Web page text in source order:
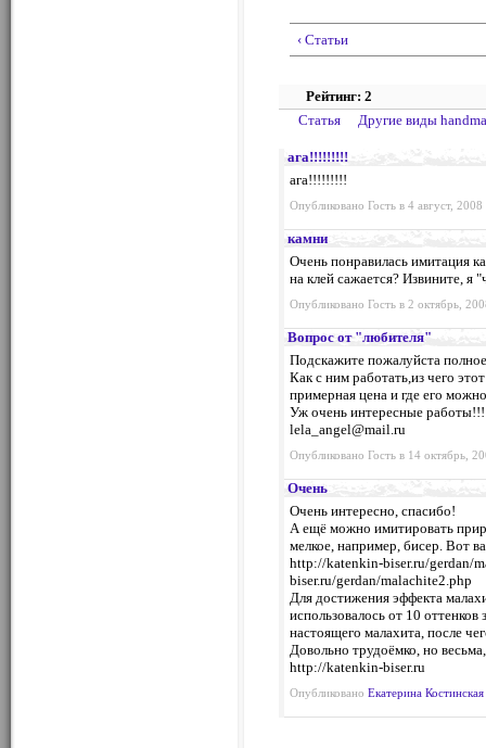
‹ Статьи
Рейтинг: 2
Статья
Другие виды
ага!!!!!!!!!
ага!!!!!!!!!
Опубликовано Гость в 4 август,
камни
Очень понравилась имитация
на клей сажается? Извините, я
Опубликовано Гость в 2 октябрь,
Вопрос от "любителя"
Подскажите пожалуйста
Как с ним работать,из чего
примерная цена и где его
Уж очень интересные
lela_angel@mail.ru
Опубликовано Гость в 14 октябрь,
Очень
Очень интересно, спасибо!
А ещё можно имитировать
мелкое, например, бисер. Вот
http://katenkin-biser.ru/gerdan/
biser.ru/gerdan/malachite2.php
Для достижения эффекта
использовалось от 10
настоящего малахита, после
Довольно трудоёмко, но
http://katenkin-biser.ru
Опубликовано Екатерина Костинская